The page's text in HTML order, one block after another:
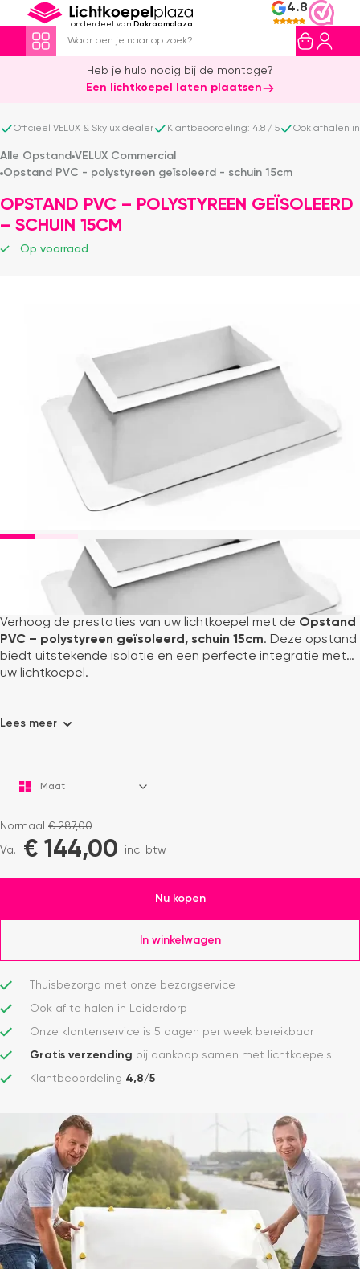
onderdeel van Dakraamplaza
4.8
Heb je hulp nodig bij de montage?
Een lichtkoepel laten plaatsen
Officieel VELUX & Skylux dealer Klantbeoordeling: 4.8 / 5 Ook afhalen
Alle Opstand VELUX Commercial
Opstand PVC - polystyreen geïsoleerd - schuin 15cm
OPSTAND PVC – POLYSTYREEN GEÏSOLEERD
– SCHUIN 15CM
Op voorraad
Verhoog de prestaties van uw lichtkoepel met de Opstand
PVC – polystyreen geïsoleerd, schuin 15cm. Deze opstand
biedt uitstekende isolatie en een perfecte integratie met
uw lichtkoepel.
Lees meer
Normaal €287,00
Va. €144,00 incl btw
Nu kopen
In winkelwagen
Thuisbezorgd met onze bezorgservice
Ook af te halen in Leiderdorp
Onze klantenservice is 5 dagen per week bereikbaar
Gratis verzending bij aankoop samen met lichtkoepels.
Klantbeoordeling 4,8/5